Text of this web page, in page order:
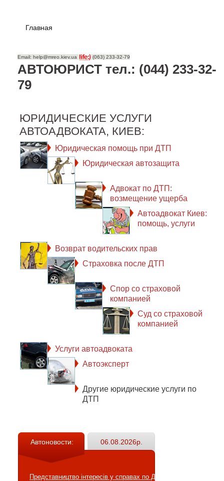
Главная
Email: help@mreo.kiev.ua (063) 233-32-79
АВТОЮРИСТ тел.: (044) 233-32-
79
ЮРИДИЧЕСКИЕ УСЛУГИ
АВТОАДВОКАТА, КИЕВ:
Юридическая помощь при ДТП
Юридическая автозащита
Адвокат по ДТП:
возмещение ущерба
Автоадвокат Киев:
помощь, услуги
Возврат водительских прав
Страховка после ДТП
Спор со страховой
компанией
Суд со страховой
компанией
Услуги автоадвоката
Автоэксперт
Другие юридические услуги по
ДТП
Автоновости: 06.08.2026р.
Представництво інтересів у справах по ДТП